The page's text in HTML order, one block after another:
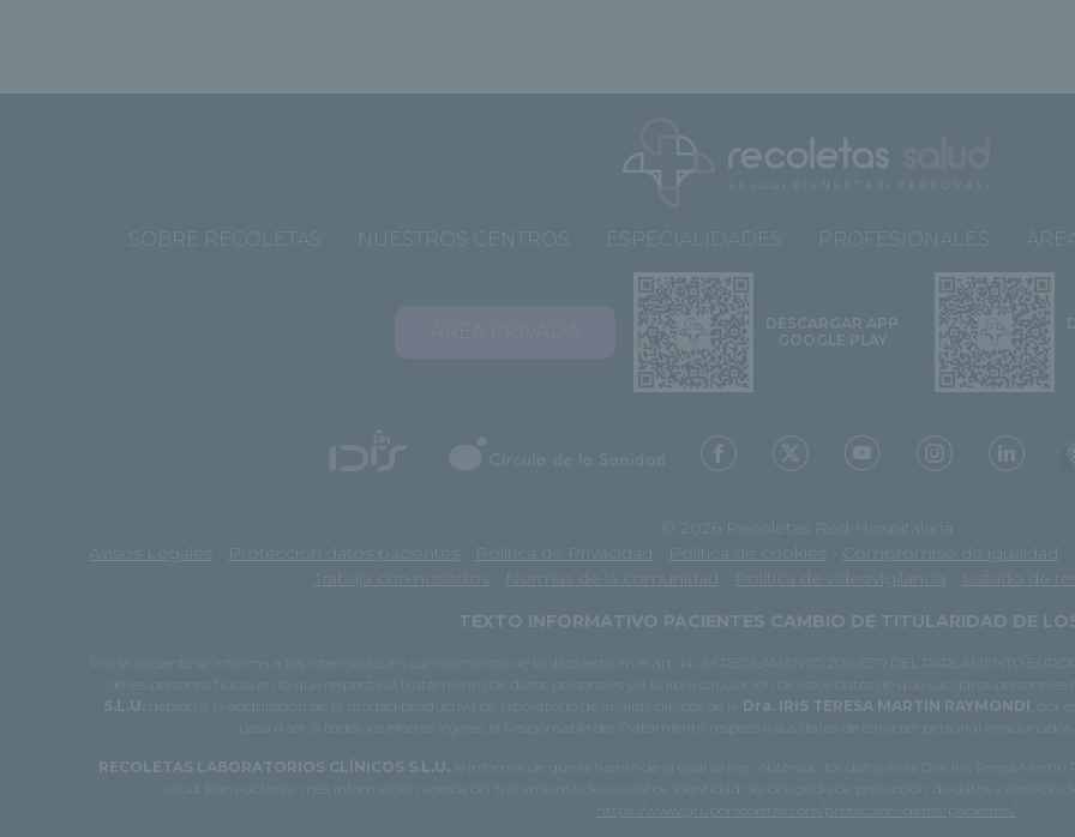
SOBRE RECOLETAS NUESTROS CENTROS ESPECIALIDADES PROFESIONALES
DESCARGAR APP
GOOGLE PLAY
© 2026 Recoletas Red Hospitalaria
Avisos Legales
Protección datos pacientes Política de Privacidad Política de cookies Compromiso de igualdad
Trabaja con nosotros
Normas de la comunidad Política de videovigilancia
Listado de
TEXTO INFORMATIVO PACIENTES CAMBIO DE TITULARIDAD DE
Por la presente se informa a los interesados en cumplimiento de lo dispuesto en el art. 14 del REGLAMENTO 2016/679 DEL PARLAMENTO
de las personas físicas en lo que respecta al tratamiento de datos personales y a la libre circulación de estos datos de que sus datos
S.L.U.
debido a la adquisición de la unidad productiva de laboratorio de análisis clínicos de la Dra. IRIS TERESA MARTIN RAYMONDI
pasa a ser, a todos los efectos legales, el Responsable del Tratamiento respeto a sus datos de carácter personal
RECOLETAS LABORATORIOS CLÍNICOS S.L.U.
le informa de que la fuente de la cual se han obtenido los datos es la Dra. Iris Teresa
salud. Para obtener más información acerca del tratamiento de sus datos, identidad del delegado de protección de datos y ejercicio
https://www.gruporecoletas.com/proteccion-datos-pacientes/